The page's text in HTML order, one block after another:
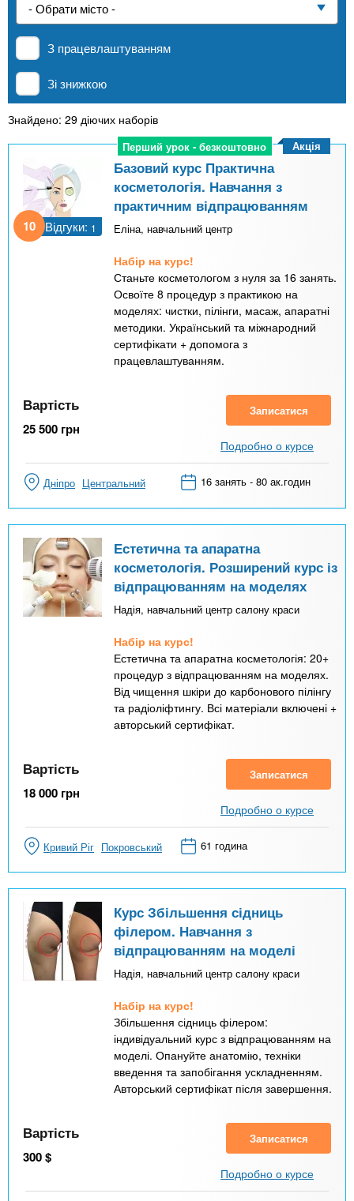
n
t
s
.
n
к
л
а
Приватні школи
Онлайн курси
За кордоном
З працевлаштуванням
Зі знижкою
Знайдено: 29 діючих наборів
Перший урок - безкоштовно
Перший урок - безкоштовно
10 Відгуки: 1
Базовий курс Практична
косметологія. Навчання з
практичним відпрацюванням
Еліна, навчальний центр
Набір на курс!
Станьте косметологом з нуля за 16 занять.
Освоїте 8 процедур з практикою на
моделях: чистки, пілінги, масаж, апаратні
методики. Український та міжнародний
сертифікати + допомога з
працевлаштуванням.
Акція
Вартість
25 500 грн
Записатися
Подробно о курсе
Дніпро Центральний 16 занять - 80 ак.годин
Естетична та апаратна
косметологія. Розширений курс із
відпрацюванням на моделях
Надія, навчальний центр салону краси
Набір на курс!
Естетична та апаратна косметологія: 20+
процедур з відпрацюванням на моделях.
Від чищення шкіри до карбонового пілінгу
та радіоліфтингу. Всі матеріали включені +
авторський сертифікат.
Вартість
18 000 грн
Записатися
Подробно о курсе
Кривий Ріг Покровський 61 година
Курс Збільшення сідниць
філером. Навчання з
відпрацюванням на моделі
Надія, навчальний центр салону краси
Набір на курс!
Збільшення сідниць філером:
індивідуальний курс з відпрацюванням на
моделі. Опануйте анатомію, техніки
введення та запобігання ускладненням.
Авторський сертифікат після завершення.
Вартість
300$
Записатися
Подробно о курсе